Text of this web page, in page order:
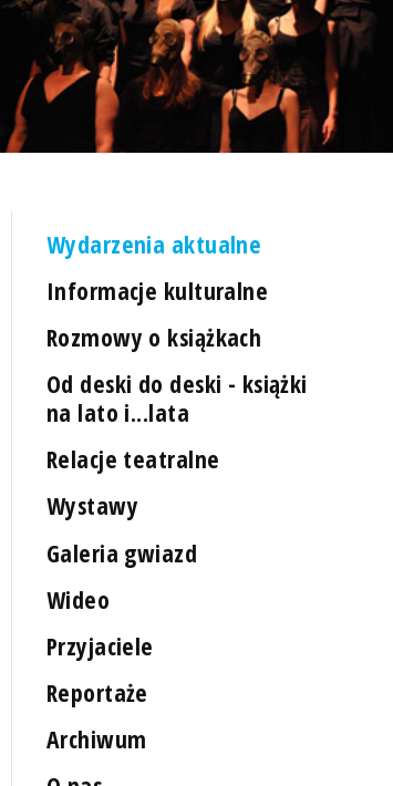
Wydarzenia aktualne
Informacje kulturalne
Rozmowy o książkach
Od deski do deski - książki
na lato i...lata
Relacje teatralne
Wystawy
Galeria gwiazd
Wideo
Przyjaciele
Reportaże
Archiwum